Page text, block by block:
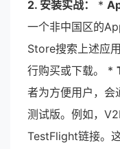
2. 安装实战： *
一个非中国区的
Store搜索上述应
行购买或下载。 *
者为方便用户，
测试版。例如，
TestFlight链接。